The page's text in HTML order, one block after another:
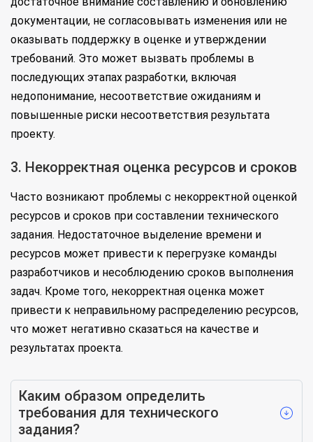
документации, не согласовывать изменения или не
оказывать поддержку в оценке и утверждении
требований. Это может вызвать проблемы в
последующих этапах разработки, включая
недопонимание, несоответствие ожиданиям и
повышенные риски несоответствия результата
проекту.
3. Некорректная оценка ресурсов и сроков
Часто возникают проблемы с некорректной оценкой
ресурсов и сроков при составлении технического
задания. Недостаточное выделение времени и
ресурсов может привести к перегрузке команды
разработчиков и несоблюдению сроков выполнения
задач. Кроме того, некорректная оценка может
привести к неправильному распределению ресурсов,
что может негативно сказаться на качестве и
результатах проекта.
Каким образом определить
требования для технического
задания?